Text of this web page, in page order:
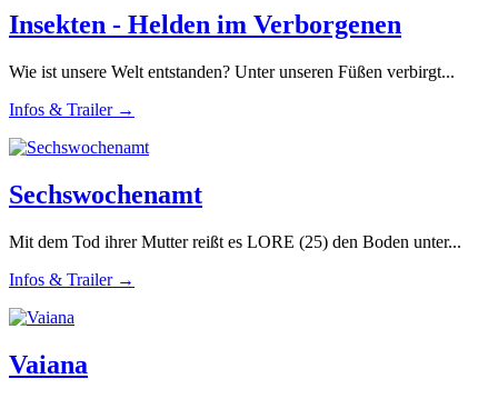
Insekten - Helden im Verborgenen
Wie ist unsere Welt entstanden? Unter unseren Füßen verbirgt...
Infos & Trailer →
Sechswochenamt
Mit dem Tod ihrer Mutter reißt es LORE (25) den Boden unter...
Infos & Trailer →
Vaiana